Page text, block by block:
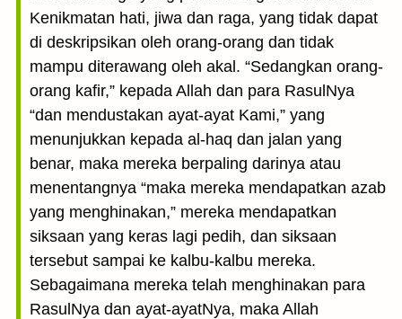
Kenikmatan hati, jiwa dan raga, yang tidak dapat
di deskripsikan oleh orang-orang dan tidak
mampu diterawang oleh akal. “Sedangkan orang-
orang kafir,” kepada Allah dan para RasulNya
“dan mendustakan ayat-ayat Kami,” yang
menunjukkan kepada al-haq dan jalan yang
benar, maka mereka berpaling darinya atau
menentangnya “maka mereka mendapatkan azab
yang menghinakan,” mereka mendapatkan
siksaan yang keras lagi pedih, dan siksaan
tersebut sampai ke kalbu-kalbu mereka.
Sebagaimana mereka telah menghinakan para
RasulNya dan ayat-ayatNya, maka Allah